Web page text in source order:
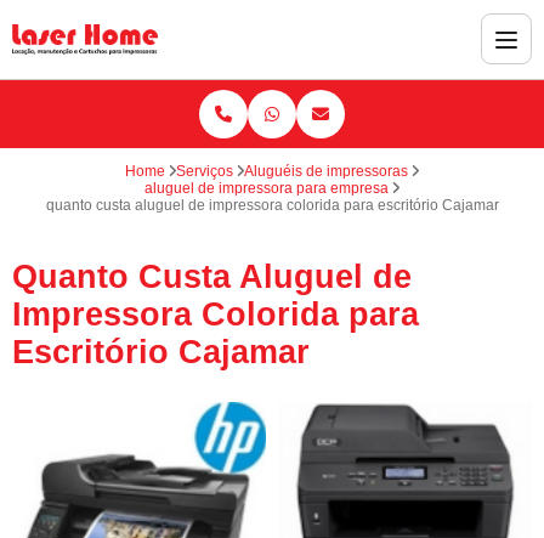
Home Serviços
Aluguéis de impressoras
aluguel de impressora para empresa
quanto custa aluguel de impressora colorida para escritório Cajamar
Quanto Custa Aluguel de
Impressora Colorida para
Escritório Cajamar